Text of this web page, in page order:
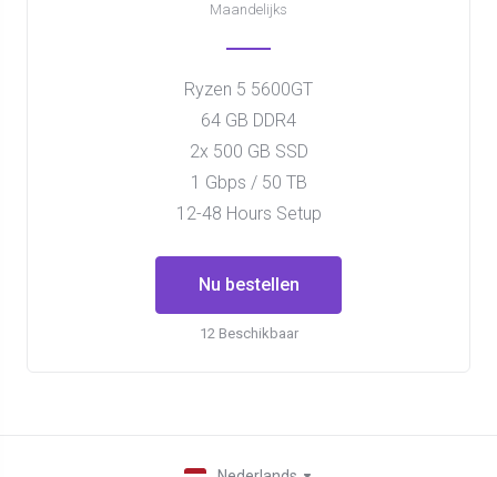
Maandelijks
Ryzen 5 5600GT
64 GB DDR4
2x 500 GB SSD
1 Gbps / 50 TB
12-48 Hours Setup
Nu bestellen
12 Beschikbaar